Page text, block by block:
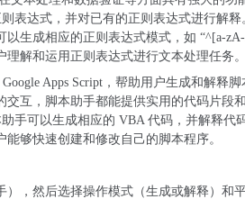
表达式，并对已有的正则表达式进行解
生成相应的正则表达式模式，如 “^[a-
解和运用正则表达式进行文本处理任务。
Google Apps Script，帮助用户生成和解释
互，脚本助手都能提供实用的代码片段
手可以生成相应的 VBA 代码，并解释代
够快速创建和修改自己的脚本程序。
，然后选择操作模式（生成或解释）和平